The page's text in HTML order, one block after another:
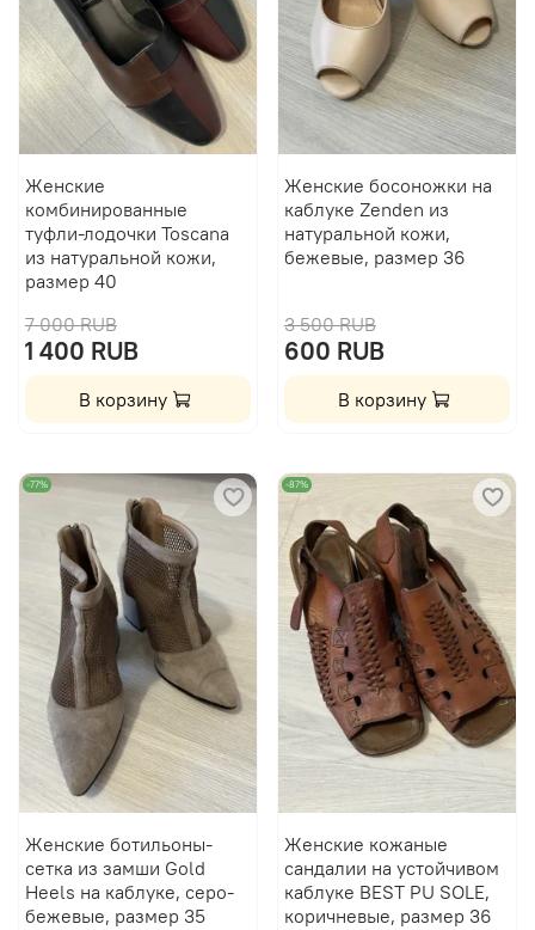
Женские
комбинированные
туфли-лодочки Toscana
из натуральной кожи,
размер 40
7 000 RUB
1 400 RUB
В корзину
Женские босоножки на
каблуке Zenden из
натуральной кожи,
бежевые, размер 36
3 500 RUB
600 RUB
В корзину
-77%
Женские ботильоны-
сетка из замши Gold
Heels на каблуке, серо-
бежевые, размер 35
-87%
Женские кожаные
сандалии на устойчивом
каблуке BEST PU SOLE,
коричневые, размер 36